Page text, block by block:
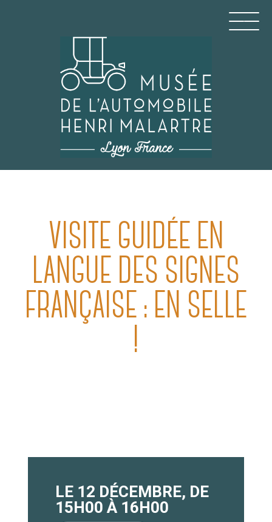
MUSÉE DE
VISITE GUIDÉE EN
LANGUE DES SIGNES
FRANÇAISE : EN SELLE
!
LE 12 DÉCEMBRE, DE
15H00 À 16H00